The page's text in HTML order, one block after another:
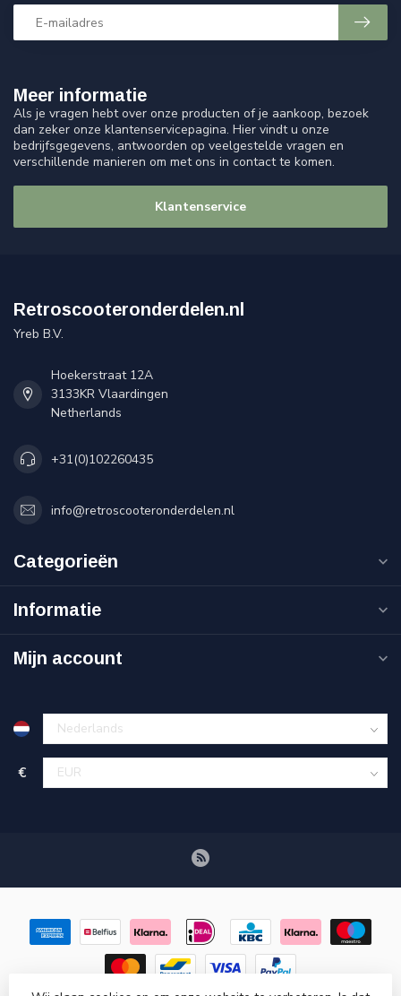
Meer informatie
Als je vragen hebt over onze producten of je aankoop, bezoek
dan zeker onze klantenservicepagina. Hier vindt u onze
bedrijfsgegevens, antwoorden op veelgestelde vragen en
verschillende manieren om met ons in contact te komen.
Klantenservice
Retroscooteronderdelen.nl
Yreb B.V.
Hoekerstraat 12A
3133KR Vlaardingen
Netherlands
+31(0)102260435
info@retroscooteronderdelen.nl
Categorieën
Informatie
Mijn account
€